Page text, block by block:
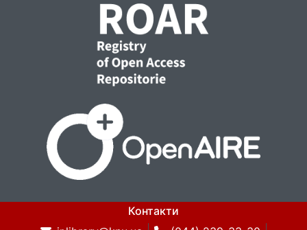
політика церкви, неорелігійні вчення,
ньюеджівський рух.
Контакти